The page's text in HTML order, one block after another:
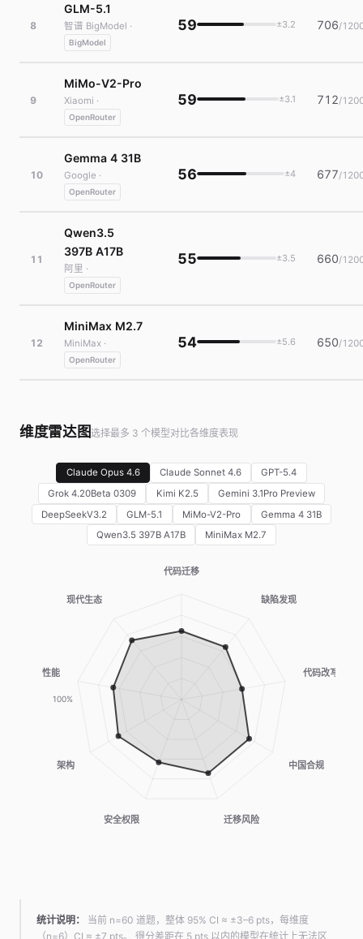
8
GLM-5.1
智谱 BigModel ·
BigModel
59 ±3.2 706/
9
MiMo-V2-Pro
Xiaomi ·
OpenRouter
59 ±3.1 712/
10
Gemma 4 31B
Google ·
OpenRouter
56 ±4 677/
11
Qwen3.5
397B A17B
阿里 ·
OpenRouter
55 ±3.5 660/
12
MiniMax M2.7
MiniMax ·
OpenRouter
54 ±5.6 650/
维度雷达图选择最多 3 个模型对比各维度表现
Claude Opus 4.6 Claude Sonnet 4.6
GPT-5.4
Grok 4.20Beta 0309
Kimi K2.5
Gemini 3.1Pro Preview
DeepSeekV3.2
GLM-5.1 MiMo-V2-Pro
Gemma 4 31B
Qwen3.5 397B A17B
MiniMax M2.7
统计说明：
当前 n=60 道题，整体 95% CI ≈ ±3–6 pts，每维度
（n=6）CI ≈ ±7 pts。 得分差距在 5 pts 以内的模型在统计上无法区